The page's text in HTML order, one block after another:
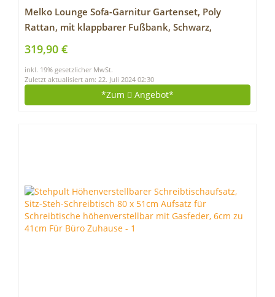
Melko Lounge Sofa-Garnitur Gartenset, Poly
Rattan, mit klappbarer Fußbank, Schwarz,
inklusive Kissen, mehrteilig, Braun
319,90 €
inkl. 19% gesetzlicher MwSt.
Zuletzt aktualisiert am: 22. Juli 2024 02:30
*Zum Angebot*